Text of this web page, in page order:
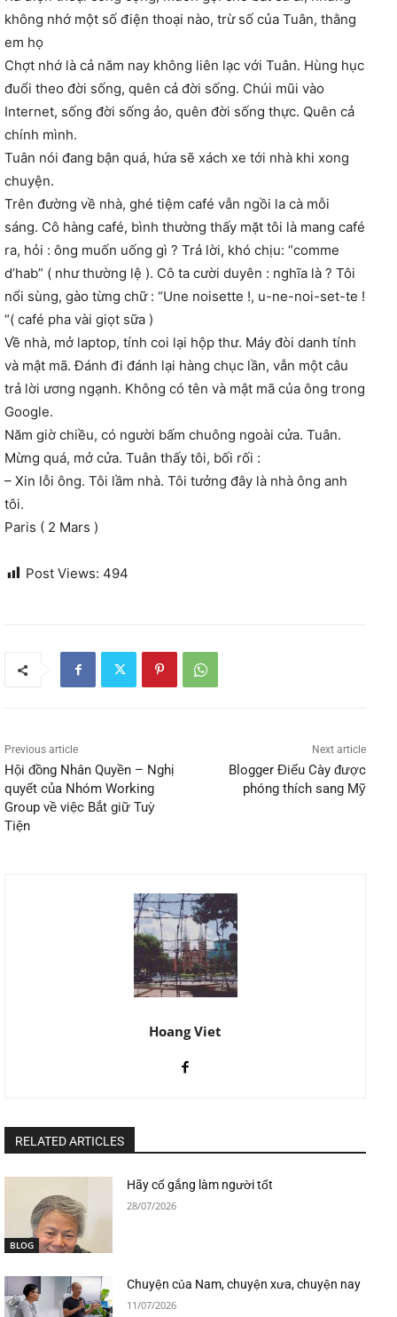
không nhớ một số điện thoại nào, trừ số của Tuân, thằng
em họ
Chợt nhớ là cả năm nay không liên lạc với Tuân. Hùng hục
đuổi theo đời sống, quên cả đời sống. Chúi mũi vào
Internet, sống đời sống ảo, quên đời sống thực. Quên cả
chính mình.
Tuân nói đang bận quá, hứa sẽ xách xe tới nhà khi xong
chuyện.
Trên đường về nhà, ghé tiệm café vẫn ngồi la cà mỗi
sáng. Cô hàng café, bình thường thấy mặt tôi là mang café
ra, hỏi : ông muốn uống gì ? Trả lời, khó chịu: “comme
d’hab” ( như thường lệ ). Cô ta cười duyên : nghĩa là ? Tôi
nổi sùng, gào từng chữ : “Une noisette !, u-ne-noi-set-te !
“( café pha vài giọt sữa )
Về nhà, mở laptop, tính coi lại hộp thư. Máy đòi danh tính
và mật mã. Đánh đi đánh lại hàng chục lần, vẫn một câu
trả lời ương ngạnh. Không có tên và mật mã của ông trong
Google.
Năm giờ chiều, có người bấm chuông ngoài cửa. Tuân.
Mừng quá, mở cửa. Tuân thấy tôi, bối rối :
– Xin lỗi ông. Tôi lầm nhà. Tôi tưởng đây là nhà ông anh
tôi.
Paris ( 2 Mars )
Post Views: 494
Previous article
Hội đồng Nhân Quyền – Nghị
quyết của Nhóm Working
Group về việc Bắt giữ Tuỳ
Tiện
Next article
Blogger Điếu Cày được
phóng thích sang Mỹ
Hoang Viet
RELATED ARTICLES
BLOG
Hãy cố gắng làm người tốt
28/07/2026
Chuyện của Nam, chuyện xưa, chuyện nay
11/07/2026